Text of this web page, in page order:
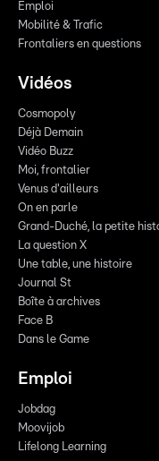
Emploi
Mobilité & Trafic
Frontaliers en questions
Vidéos
Cosmopoly
Déjà Demain
Vidéo Buzz
Moi, frontalier
Venus d'ailleurs
On en parle
Grand-Duché, la petite
La question X
Une table, une histoire
Journal St
Boîte à archives
Face B
Dans le Game
Emploi
Jobdag
Moovijob
Lifelong Learning